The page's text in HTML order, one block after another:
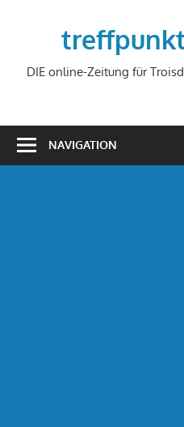
DIE online-Zeitung für
NAVIGATION